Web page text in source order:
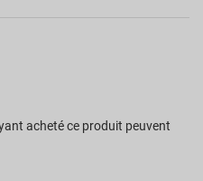
acheté ce produit peuvent